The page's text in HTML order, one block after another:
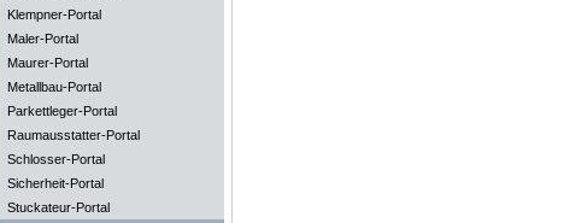
Klempner-Portal
Maler-Portal
Maurer-Portal
Metallbau-Portal
Parkettleger-Portal
Raumausstatter-Portal
Schlosser-Portal
Sicherheit-Portal
Stuckateur-Portal